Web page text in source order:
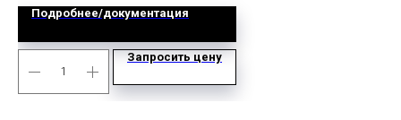
Подробнее/документация
Запросить цену